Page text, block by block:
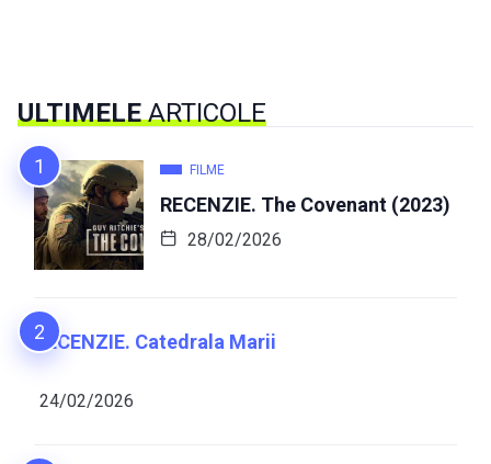
ULTIMELEARTICOLE
FILME
RECENZIE. The Covenant (2023)
28/02/2026
RECENZIE. Catedrala Marii
24/02/2026